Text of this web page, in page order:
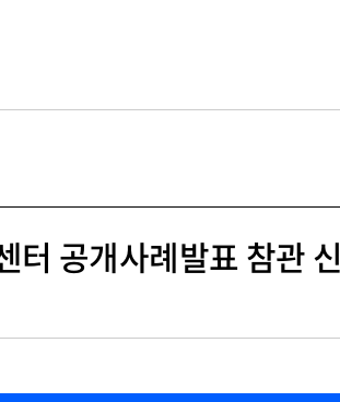
학생증 발급/인증 안내
터 공개사례발표 참관